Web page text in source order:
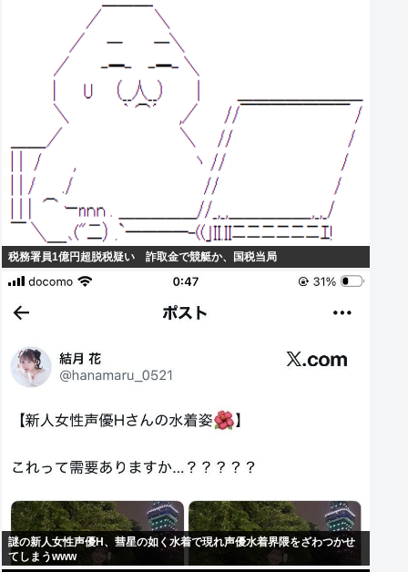
税務署員1億円超脱税疑い 詐取金で競艇か、国税当局
謎の新人女性声優H、彗星の如く水着で現れ声優水着界隈をざわつかせ
てしまうwww